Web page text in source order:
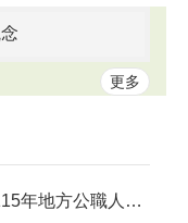
2026臺北生成藝術節將於8/29（六）松山文創園區1號倉庫盛大登場，開放160名免費參賽名額，名額有限，即刻至官網報名！
有關內政部警政署警察刑事紀錄證明「網路申請線上繳費」新制預定於115年7月21日0時起正式上線
更多
年地方公職人員選舉反賄選專區